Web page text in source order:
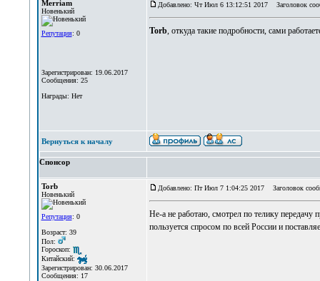
Merriam
Новенький
Репутация: 0
Зарегистрирован: 19.06.2017
Сообщения: 25
Награды: Нет
Добавлено: Чт Июл 6 13:12:51 2017 Заголовок
Torb, откуда такие подробности, сами
Вернуться к началу
Спонсор
Torb
Новенький
Репутация: 0
Возраст: 39
Пол:
Гороскоп:
Китайский:
Зарегистрирован: 30.06.2017
Сообщения: 17
Добавлено: Пт Июл 7 1:04:25 2017 Заголовок
Не-а не работаю, смотрел по телику передачу
пользуется спросом по всей России и